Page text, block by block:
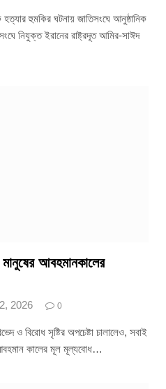
হত্যার হুমকির ঘটনায় জাতিসংঘে আনুষ্ঠানিক
নিযুক্ত ইরানের রাষ্ট্রদূত আমির-সাঈদ
মানুষের আবহমানকালের
2026 0
ও বিরোধ সৃষ্টির অপচেষ্টা চালালেও, সবাই
আবহমান কালের মূল মূল্যবোধ…